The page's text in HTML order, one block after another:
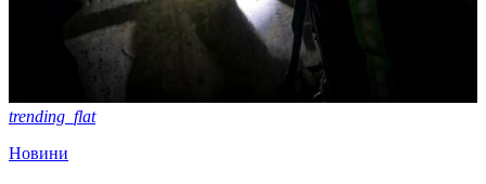
trending_flat
Новини